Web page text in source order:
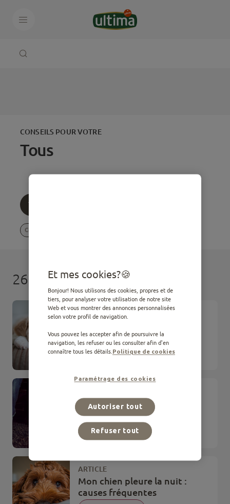
CONSEILS POUR VOTRE
Tous
Tous
Comportement
26 résultats
ARTICLE
jours du chiot
Comportement
Musique pour chien et chat
Comportement
ARTICLE
Mon chien pleure la nuit :
causes fréquentes
Et mes cookies?
Bonjour! Nous utilisons des cookies, propres et de
tiers, pour analyser votre utilisation de notre site
Web et vous montrer des annonces personnalisées
selon votre profil de navigation.
Vous pouvez les accepter afin de poursuivre la
navigation, les refuser ou les consulter afin d'en
connaître tous les détails.Politique de cookies
Paramétrage des cookies
Refuser tout
Autoriser tout